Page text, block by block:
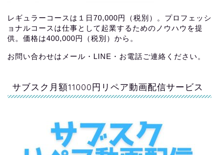
レギュラーコースは１日70,000円（税別）。プロフェッシ
ョナルコースは仕事として起業するためのノウハウを提
供。価格は400,000円（税別）から。
お問い合わせはメール・LINE・お電話ご連絡ください。
サブスク月額11000円リペア動画配信サービス